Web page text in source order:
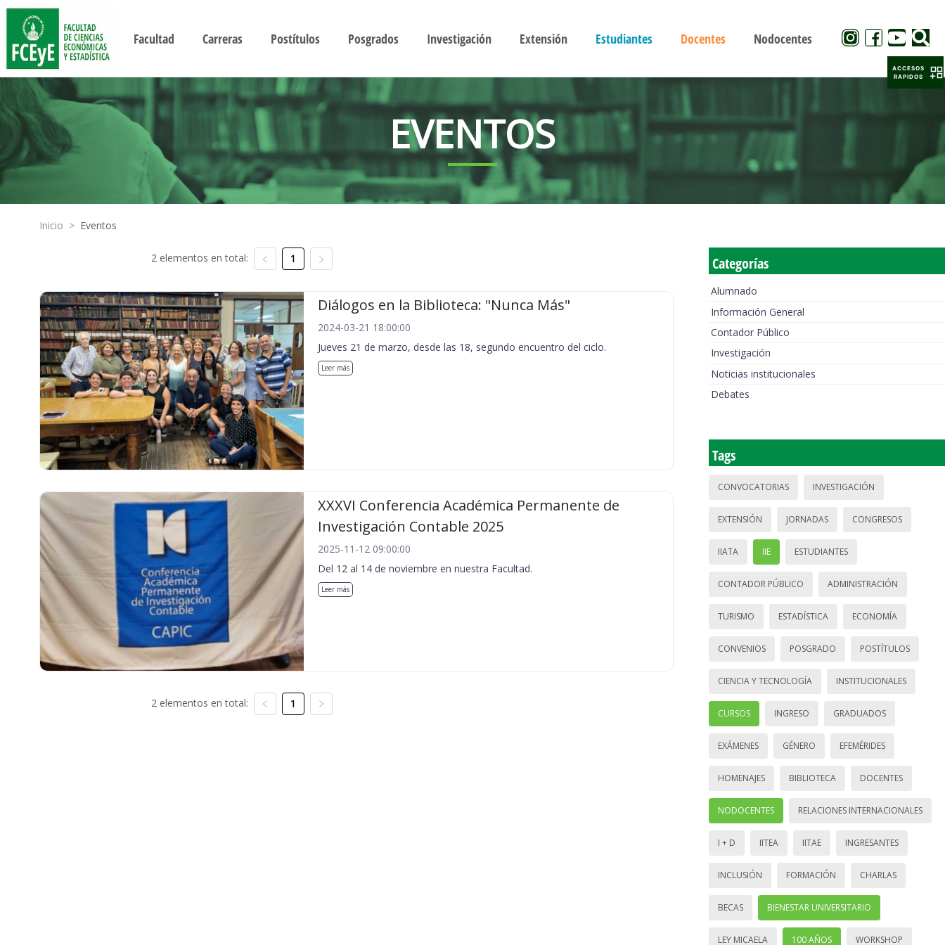
Facultad Carreras Postítulos Posgrados Investigación Extensión Estudiantes Docentes Nodocentes
EVENTOS
Inicio > Eventos
2 elementos en total: 1
Diálogos en la Biblioteca: "Nunca Más"
2024-03-21 18:00:00
Jueves 21 de marzo, desde las 18, segundo encuentro del ciclo.
Leer más
XXXVI Conferencia Académica Permanente de
Investigación Contable 2025
2025-11-12 09:00:00
Del 12 al 14 de noviembre en nuestra Facultad.
Leer más
2 elementos en total: 1
Categorías
Alumnado
Información General
Contador Público
Investigación
Noticias institucionales
Debates
Tags
CONVOCATORIAS INVESTIGACIÓN
EXTENSIÓN JORNADAS CONGRESOS
IIATA IIE ESTUDIANTES
CONTADOR PÚBLICO ADMINISTRACIÓN
TURISMO ESTADÍSTICA ECONOMÍA
CONVENIOS POSGRADO POSTÍTULOS
CIENCIA Y TECNOLOGÍA INSTITUCIONALES
CURSOS INGRESO GRADUADOS
EXÁMENES GÉNERO EFEMÉRIDES
HOMENAJES BIBLIOTECA DOCENTES
NODOCENTES RELACIONES INTERNACIONALES
I + D IITEA IITAE INGRESANTES
INCLUSIÓN FORMACIÓN CHARLAS
BECAS BIENESTAR UNIVERSITARIO
LEY MICAELA 100 AÑOS WORKSHOP
ACCESOS
RAPIDOS